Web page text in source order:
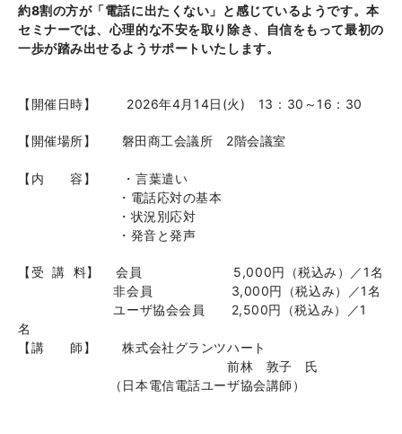
約8割の方が「電話に出たくない」と感じているようです。本
セミナーでは、心理的な不安を取り除き、自信をもって最初の
一歩が踏み出せるようサポートいたします。
【開催日時】 2026年4月14日(火) 13：30～16：30
【開催場所】 磐田商工会議所 2階会議室
【内 容】 ・言葉遣い
・電話応対の基本
・状況別応対
・発音と発声
【受 講 料】 会員 5,000円（税込み）／1名
非会員 3,000円（税込み）／1名
ユーザ協会会員 2,500円（税込み）／1
名
【講 師】 株式会社グランツハート
前林 敦子 氏
（日本電信電話ユーザ協会講師）